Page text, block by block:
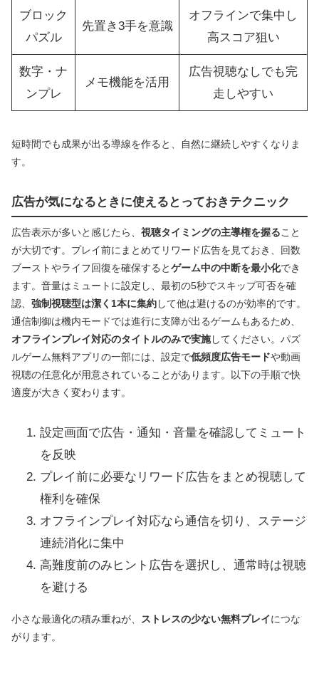
ブロック
パズル
先置き3手を意識
オフラインで集中し
高スコア狙い
数字・ナ
ンプレ
メモ機能を活用
広告視聴なしでも完
走しやすい
短時間でも成果が出る導線を作ると、自然に継続しやすくなりま
す。
広告が気になるときに使えるとっておきテクニック
広告表示が多いと感じたら、 視聴タイミングの主導権を握ること
が大切です。プレイ前にまとめてリワード広告を見ておき、回数
ブーストやライフ回復を確保するとゲーム中の中断を最小化でき
ます。音量はミュートに設定し、最初の5秒でスキップ可否を確
認、 強制視聴型は潔く1本に集約して他は避けるのが効率的です。
通信制御は機内モードでは進行に支障が出るゲームもあるため、
オフラインプレイ対応のタイトルのみで実施してください。パズ
ルゲーム無料アプリの一部には、設定で低頻度広告モードや動画
視聴の任意化が用意されていることがあります。以下の手順で快
適度が大きく変わります。
設定画面で広告・通知・音量を確認してミュート
を反映
プレイ前に必要なリワード広告をまとめ視聴して
権利を確保
オフラインプレイ対応なら通信を切り、ステージ
連続消化に集中
高難度前のみヒント広告を選択し、通常時は視聴
を避ける
小さな最適化の積み重ねが、 ストレスの少ない無料プレイにつな
がります。